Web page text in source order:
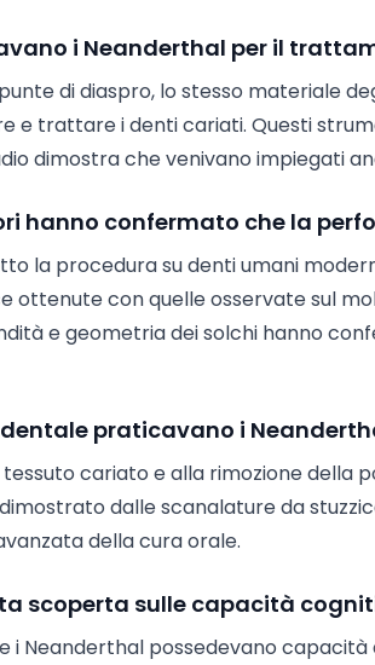
i Neanderthal per il
di diaspro, lo stesso materiale
e trattare i denti cariati. Questi
dimostra che venivano impiegati
hanno confermato che la
la procedura su denti umani
con quelle osservate sul
e geometria dei solchi hanno
praticavano i
cariato e alla rimozione della
dalle scanalature da
della cura orale.
scoperta sulle capacità
i Neanderthal possedevano